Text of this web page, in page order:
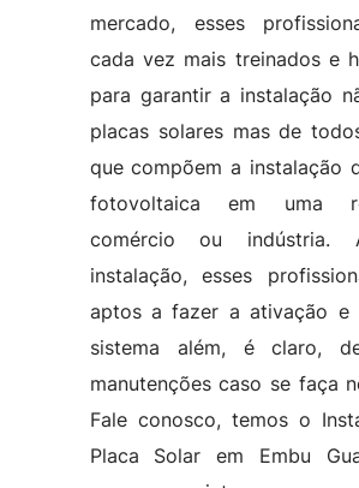
mercado, esses
cada vez mais treinados e
para garantir a instalação
placas solares mas de
que compõem a instalação
fotovoltaica em uma
comércio ou indústria.
instalação, esses
aptos a fazer a ativação e
sistema além, é claro,
manutenções caso se faça
Fale conosco, temos o
Placa Solar em Embu